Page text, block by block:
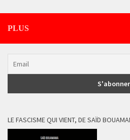
PLUS
LE FASCISME QUI VIENT, DE SAÏD